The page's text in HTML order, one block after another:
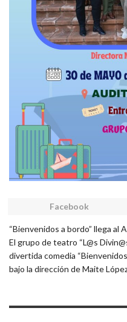
Facebook
“Bienvenidos a bordo” llega al
El grupo de teatro “L@s
divertida comedia
bajo la dirección de Maite